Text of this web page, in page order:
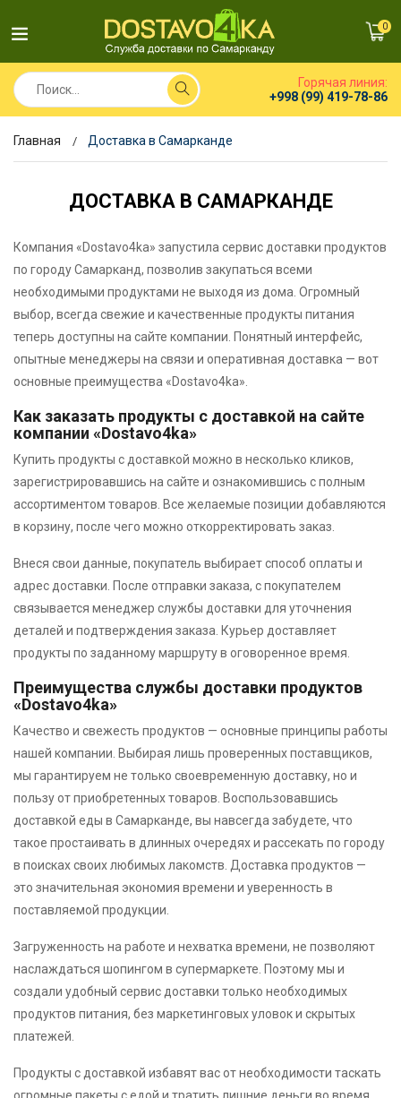
0
Горячая линия:
+998 (99) 419-78-86
Главная Доставка в Самарканде
ДОСТАВКА В САМАРКАНДЕ
Компания «Dostavo4ka» запустила сервис доставки продуктов
по городу Самарканд, позволив закупаться всеми
необходимыми продуктами не выходя из дома. Огромный
выбор, всегда свежие и качественные продукты питания
теперь доступны на сайте компании. Понятный интерфейс,
опытные менеджеры на связи и оперативная доставка — вот
основные преимущества «Dostavo4ka».
Как заказать продукты с доставкой на сайте
компании «Dostavo4ka»
Купить продукты с доставкой можно в несколько кликов,
зарегистрировавшись на сайте и ознакомившись с полным
ассортиментом товаров. Все желаемые позиции добавляются
в корзину, после чего можно откорректировать заказ.
Внеся свои данные, покупатель выбирает способ оплаты и
адрес доставки. После отправки заказа, с покупателем
связывается менеджер службы доставки для уточнения
деталей и подтверждения заказа. Курьер доставляет
продукты по заданному маршруту в оговоренное время.
Преимущества службы доставки продуктов
«Dostavo4ka»
Качество и свежесть продуктов — основные принципы работы
нашей компании. Выбирая лишь проверенных поставщиков,
мы гарантируем не только своевременную доставку, но и
пользу от приобретенных товаров. Воспользовавшись
доставкой еды в Самарканде, вы навсегда забудете, что
такое простаивать в длинных очередях и рассекать по городу
в поисках своих любимых лакомств. Доставка продуктов —
это значительная экономия времени и уверенность в
поставляемой продукции.
Загруженность на работе и нехватка времени, не позволяют
наслаждаться шопингом в супермаркете. Поэтому мы и
создали удобный сервис доставки только необходимых
продуктов питания, без маркетинговых уловок и скрытых
платежей.
Продукты с доставкой избавят вас от необходимости таскать